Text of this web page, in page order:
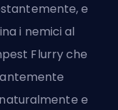
e
i nemici al
Flurry che
e